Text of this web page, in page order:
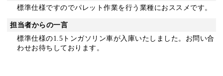
標準仕様ですのでパレット作業を行う業種におススメです。
担当者からの一言
標準仕様の1.5トンガソリン車が入庫いたしました。お問い合
わせお待ちしております。